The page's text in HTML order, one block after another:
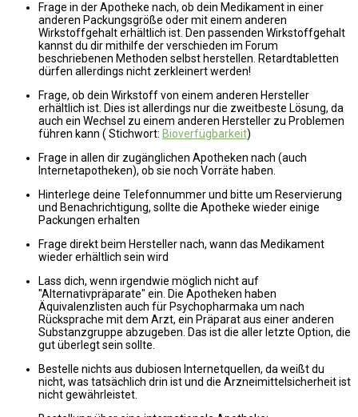
Frage in der Apotheke nach, ob dein Medikament in einer
anderen Packungsgröße oder mit einem anderen
Wirkstoffgehalt erhältlich ist. Den passenden Wirkstoffgehalt
kannst du dir mithilfe der verschieden im Forum
beschriebenen Methoden selbst herstellen. Retardtabletten
dürfen allerdings nicht zerkleinert werden!
Frage, ob dein Wirkstoff von einem anderen Hersteller
erhältlich ist. Dies ist allerdings nur die zweitbeste Lösung, da
auch ein Wechsel zu einem anderen Hersteller zu Problemen
führen kann ( Stichwort: Bioverfügbarkeit)
Frage in allen dir zugänglichen Apotheken nach (auch
Internetapotheken), ob sie noch Vorräte haben.
Hinterlege deine Telefonnummer und bitte um Reservierung
und Benachrichtigung, sollte die Apotheke wieder einige
Packungen erhalten
Frage direkt beim Hersteller nach, wann das Medikament
wieder erhältlich sein wird
Lass dich, wenn irgendwie möglich nicht auf
"Alternativpräparate" ein. Die Apotheken haben
Äquivalenzlisten auch für Psychopharmaka um nach
Rücksprache mit dem Arzt, ein Präparat aus einer anderen
Substanzgruppe abzugeben. Das ist die aller letzte Option, die
gut überlegt sein sollte.
Bestelle nichts aus dubiosen Internetquellen, da weißt du
nicht, was tatsächlich drin ist und die Arzneimittelsicherheit ist
nicht gewährleistet.